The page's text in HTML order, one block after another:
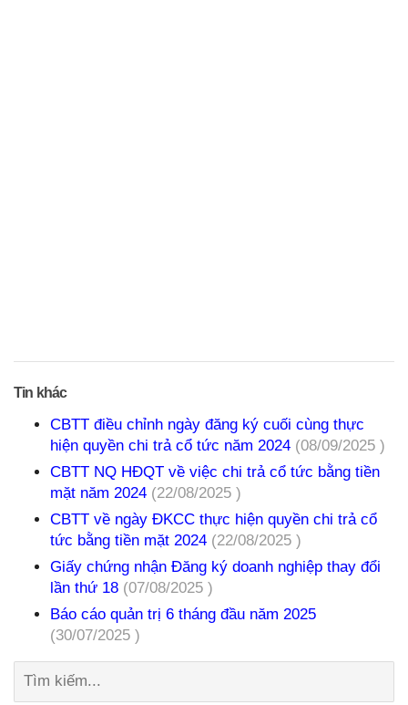
Tin khác
CBTT điều chỉnh ngày đăng ký cuối cùng thực
hiện quyền chi trả cổ tức năm 2024 (08/09/2025 )
CBTT NQ HĐQT về việc chi trả cổ tức bằng tiền
mặt năm 2024 (22/08/2025 )
CBTT về ngày ĐKCC thực hiện quyền chi trả cổ
tức bằng tiền mặt 2024 (22/08/2025 )
Giấy chứng nhận Đăng ký doanh nghiệp thay đổi
lần thứ 18 (07/08/2025 )
Báo cáo quản trị 6 tháng đầu năm 2025
(30/07/2025 )
Tìm